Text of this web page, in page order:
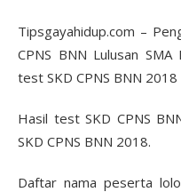
Tipsgayahidup.com –
CPNS BNN Lulusan
test SKD CPNS BNN 2018
Hasil test SKD CPNS
SKD CPNS BNN 2018.
Daftar nama peserta